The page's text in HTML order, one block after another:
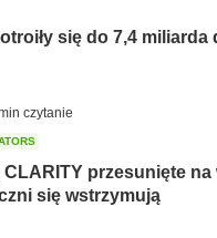
się do 7,4 miliarda
czytanie
CLARITY przesunięte
się wstrzymują